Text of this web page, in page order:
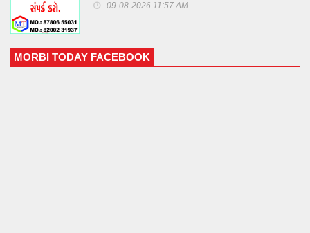
09-08-2026 11:57 AM
MORBI TODAY FACEBOOK